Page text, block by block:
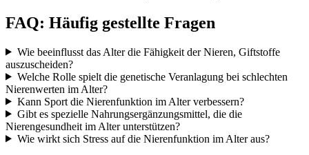
FAQ: Häufig gestellte Fragen
Wie beeinflusst das Alter die Fähigkeit der Nieren, Giftstoffe
auszuscheiden?
Welche Rolle spielt die genetische Veranlagung bei schlechten
Nierenwerten im Alter?
Kann Sport die Nierenfunktion im Alter verbessern?
Gibt es spezielle Nahrungsergänzungsmittel, die die
Nierengesundheit im Alter unterstützen?
Wie wirkt sich Stress auf die Nierenfunktion im Alter aus?